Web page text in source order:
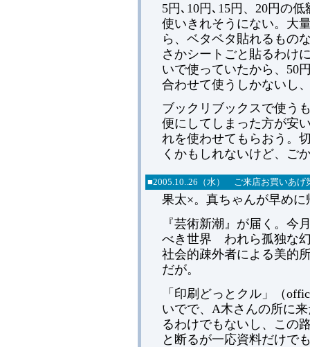
5円､10円､15円、20円の
使いきれそうにない。大
ら、ベタベタ貼れるもの
さかシートごと貼るわけ
いで使っていたから、50
合わせて使うしかないし
ブックリブックスで使う
便にしてしまった方が安
れを使わせてもらおう。
くかもしれないけど、ご
■2005.10..26（水） ご来店お買いあげ
果太×。真ちゃんが早め
『芸術新潮』が届く。今
べき世界 われら孤独な
社会的疎外者による美的
だが。
「印刷どっとクル」（
いでで、A木さんの所に
るわけでもないし、この
と断るが一応資料だけで